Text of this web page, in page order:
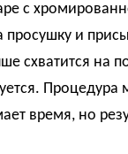
с
просушку и
схватится на
Процедура
время, но